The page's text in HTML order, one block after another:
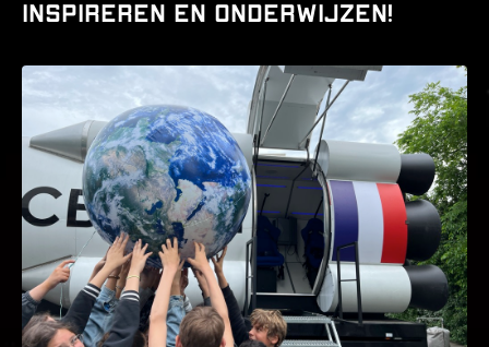
inspireren en onderwijzen!